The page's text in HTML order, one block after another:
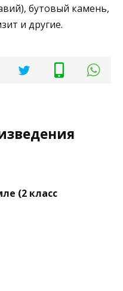
бутовый камень,
и другие.
(2 класс